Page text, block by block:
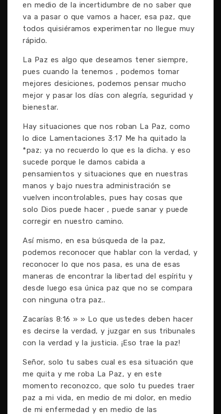
en medio de la incertidumbre de no saber que
va a pasar o que vamos a hacer, esa paz, que
todos quisiéramos experimentar no llegue muy
rápido.
La Paz es algo que deseamos tener siempre,
pues cuando la tenemos , podemos tomar
mejores desiciones, podemos pensar mucho
mejor y pasar los días con alegría, seguridad y
bienestar.
Hay situaciones que nos roban La Paz, como
lo dice Lamentaciones 3:17 Me ha quitado la
*paz; ya no recuerdo lo que es la dicha. y eso
sucede porque le damos cabida a
pensamientos y situaciones que en nuestras
manos y bajo nuestra administración se
vuelven incontrolables, pues hay cosas que
solo Dios puede hacer , puede sanar y puede
corregir en nuestro camino.
Así mismo, en esa búsqueda de la paz,
podemos reconocer que hablar con la verdad, y
reconocer lo que nos pasa, es una de esas
maneras de encontrar la libertad del espíritu y
desde luego esa única paz que no se compara
con ninguna otra paz..
Zacarías 8:16 » » Lo que ustedes deben hacer
es decirse la verdad, y juzgar en sus tribunales
con la verdad y la justicia. ¡Eso trae la paz!
Señor, solo tu sabes cual es esa situación que
me quita y me roba La Paz, y en este
momento reconozco, que solo tu puedes traer
paz a mi vida, en medio de mi dolor, en medio
de mi enfermedad y en medio de las